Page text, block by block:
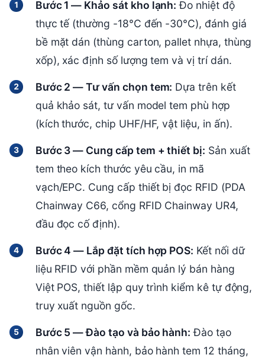
Bước 1 — Khảo sát kho lạnh: Đo nhiệt độ
thực tế (thường -18°C đến -30°C), đánh giá
bề mặt dán (thùng carton, pallet nhựa, thùng
xốp), xác định số lượng tem và vị trí dán.
Bước 2 — Tư vấn chọn tem: Dựa trên kết
quả khảo sát, tư vấn model tem phù hợp
(kích thước, chip UHF/HF, vật liệu, in ấn).
Bước 3 — Cung cấp tem + thiết bị: Sản xuất
tem theo kích thước yêu cầu, in mã
vạch/EPC. Cung cấp thiết bị đọc RFID (PDA
Chainway C66, cổng RFID Chainway UR4,
đầu đọc cố định).
Bước 4 — Lắp đặt tích hợp POS: Kết nối dữ
liệu RFID với phần mềm quản lý bán hàng
Việt POS, thiết lập quy trình kiểm kê tự động,
truy xuất nguồn gốc.
Bước 5 — Đào tạo và bảo hành: Đào tạo
nhân viên vận hành, bảo hành tem 12 tháng,